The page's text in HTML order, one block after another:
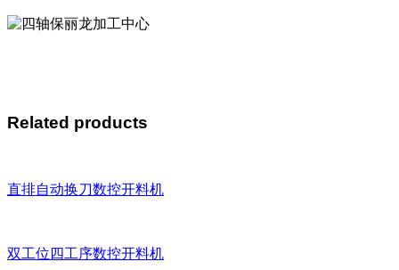
Related products
直排自动换刀数控开料机
双工位四工序数控开料机